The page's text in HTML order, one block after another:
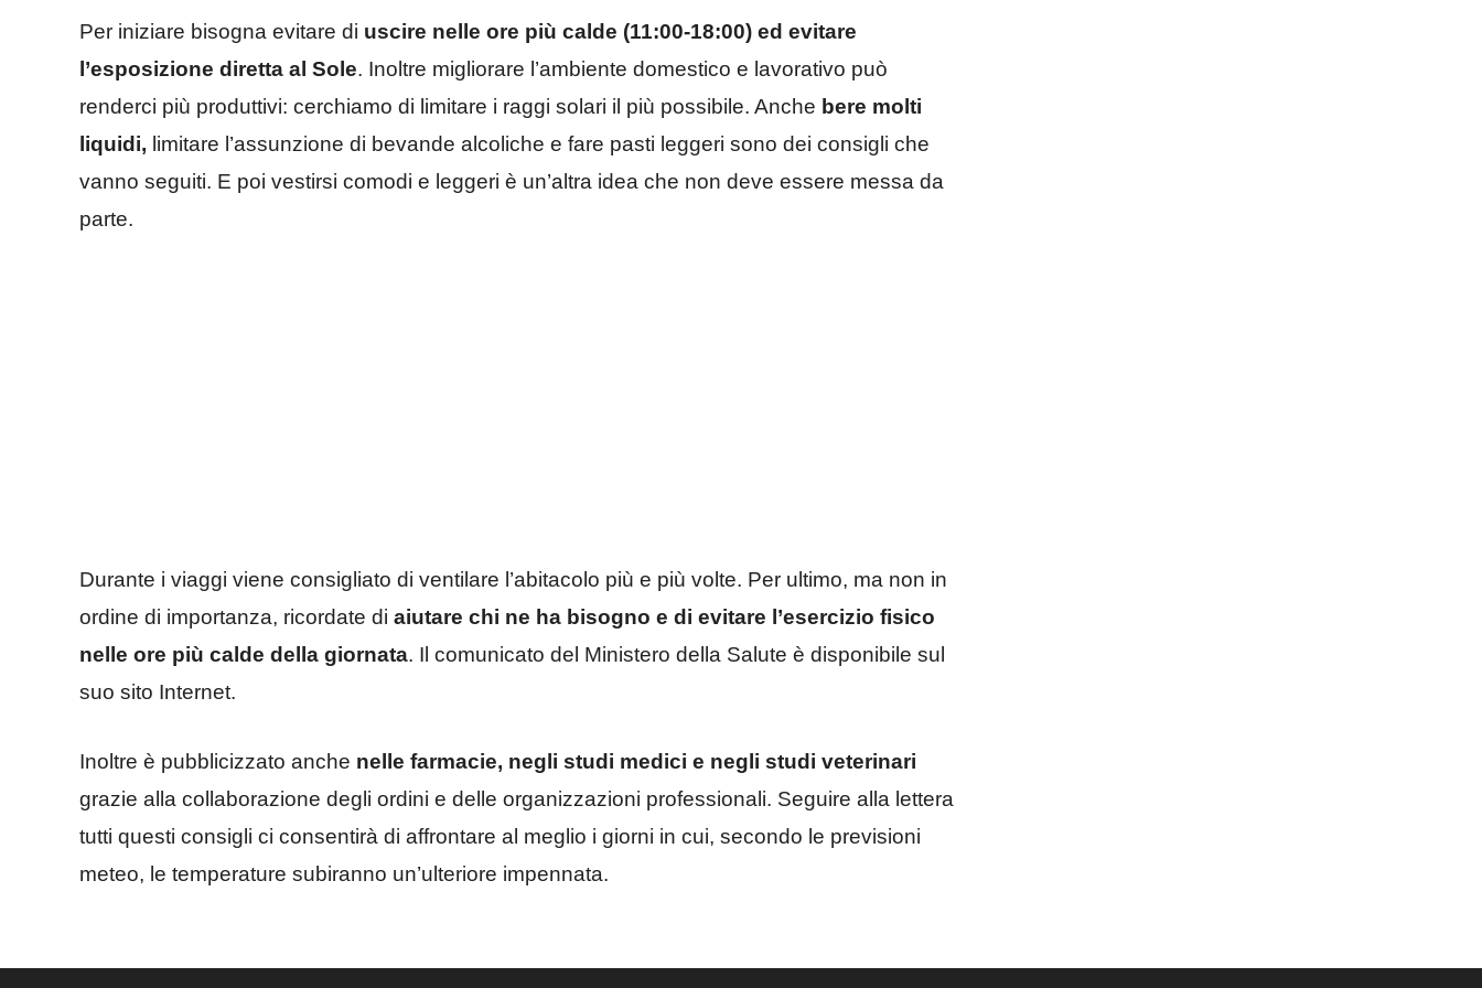
Per iniziare bisogna evitare di uscire nelle ore più calde (11:00-18:00) ed evitare
l’esposizione diretta al Sole. Inoltre migliorare l’ambiente domestico e lavorativo può
renderci più produttivi: cerchiamo di limitare i raggi solari il più possibile. Anche bere molti
liquidi, limitare l’assunzione di bevande alcoliche e fare pasti leggeri sono dei consigli che
vanno seguiti. E poi vestirsi comodi e leggeri è un’altra idea che non deve essere messa da
parte.
Durante i viaggi viene consigliato di ventilare l’abitacolo più e più volte. Per ultimo, ma non in
ordine di importanza, ricordate di aiutare chi ne ha bisogno e di evitare l’esercizio fisico
nelle ore più calde della giornata. Il comunicato del Ministero della Salute è disponibile sul
suo sito Internet.
Inoltre è pubblicizzato anche nelle farmacie, negli studi medici e negli studi veterinari
grazie alla collaborazione degli ordini e delle organizzazioni professionali. Seguire alla lettera
tutti questi consigli ci consentirà di affrontare al meglio i giorni in cui, secondo le previsioni
meteo, le temperature subiranno un’ulteriore impennata.